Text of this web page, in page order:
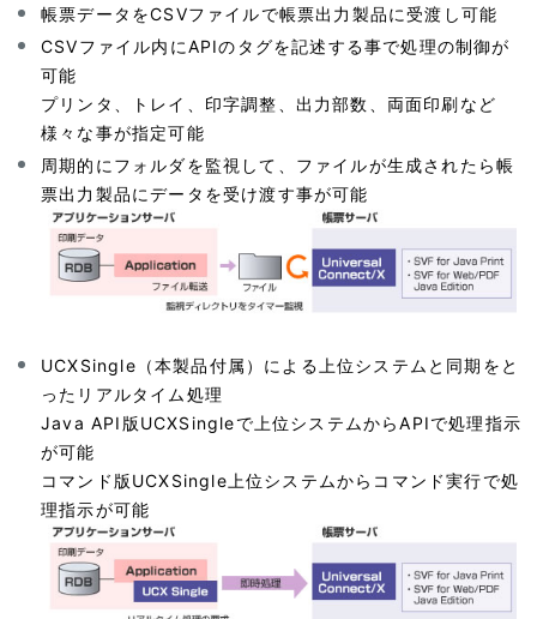
帳票データをCSVファイルで帳票出力製品に受渡し可能
CSVファイル内にAPIのタグを記述する事で処理の制御が
可能
プリンタ、トレイ、印字調整、出力部数、両面印刷など
様々な事が指定可能
周期的にフォルダを監視して、ファイルが生成されたら帳
票出力製品にデータを受け渡す事が可能
UCXSingle（本製品付属）による上位システムと同期をと
ったリアルタイム処理
Java API版UCXSingleで上位システムからAPIで処理指示
が可能
コマンド版UCXSingle上位システムからコマンド実行で処
理指示が可能